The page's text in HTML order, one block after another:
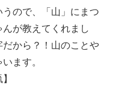
ので、「山」にまつ
が教えてくれまし
から？！山のことや
ます。